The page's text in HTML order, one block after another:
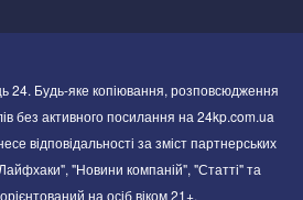
24. Будь-яке копіювання, розповсюдження
без активного посилання на 24kp.com.ua
відповідальності за зміст партнерських
"Новини компаній", "Статті" та
на осіб віком 21+.